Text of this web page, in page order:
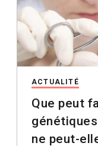
ACTUALITÉ
Que peut
ne peut-